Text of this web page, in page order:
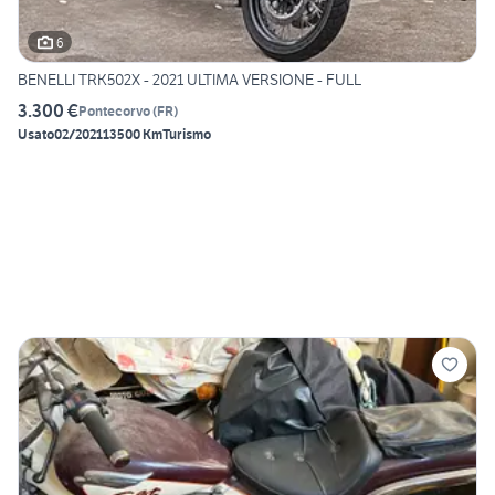
6
BENELLI TRK502X - 2021 ULTIMA VERSIONE - FULL
3.300 €Pontecorvo(FR)
Usato02/202113500 KmTurismo